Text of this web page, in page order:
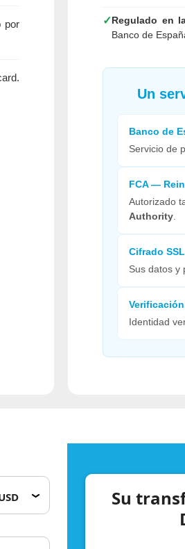
por
✓Regulado en
Banco de
Un
Banco de
Servicio de
FCA —
Autorizado
Authority
Cifrado SSL
Sus datos y
Identidad
Su